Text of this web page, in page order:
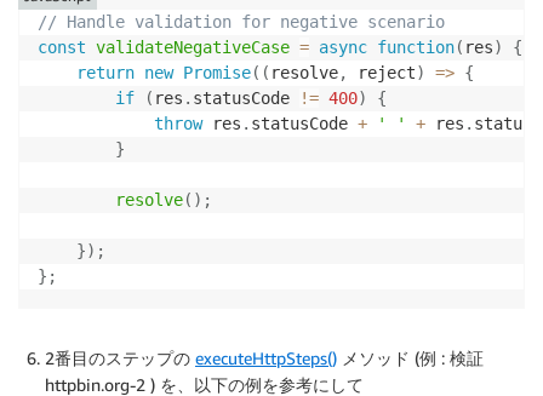
// Handle validation for negative scenario
const validateNegativeCase = async function( res)
{
return new Promise( ( resolve, reject) => {
if
( res . statusCode != 400)
{
throw res . statusCode + ' ' + res .
}
resolve( ) ;
}) ;
} ;
2番目のステップの executeHttpSteps() メソッド (例 : 検証
httpbin.org-2 ) を、以下の例を参考にして